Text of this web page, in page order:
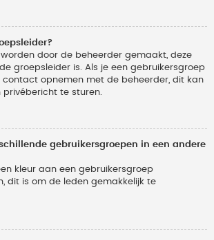
door de beheerder gemaakt, deze
groepsleider is. Als je een gebruikersgroep
contact opnemen met de beheerder, dit kan
te sturen.
gebruikersgroepen in een andere
kleur aan een gebruikersgroep
dit is om de leden gemakkelijk te